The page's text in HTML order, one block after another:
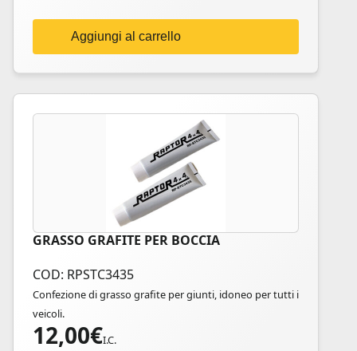
Aggiungi al carrello
GRASSO GRAFITE PER BOCCIA
COD: RPSTC3435
Confezione di grasso grafite per giunti, idoneo per tutti i
veicoli.
12,00€I.C.